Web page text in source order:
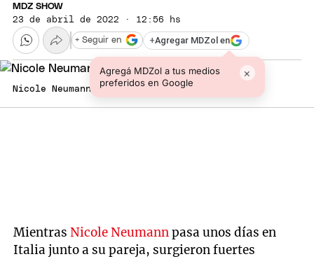
MDZ SHOW
23 de abril de 2022 · 12:56 hs
+Agregar MDZol en
Agregá MDZol a tus medios
preferidos en Google
×
+ Seguir en
Nicole Neumann
MientrasNicole Neumannpasa unos días en
Italia junto a su pareja, surgieron fuertes